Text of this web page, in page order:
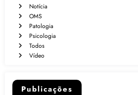
Notícia
OMS
Patologia
Psicologia
Todos
Vídeo
Publicações